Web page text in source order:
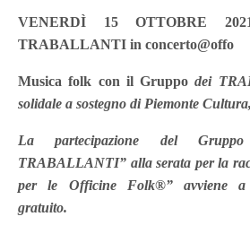
VENERDÌ 15 OTTOBRE
TRABALLANTI in concerto@offo
Musica folk con il Gruppodei
solidale a sostegno di Piemonte Cultura,
La partecipazione del
TRABALLANTI” alla serata per la
per le Officine Folk®” avviene a
gratuito.